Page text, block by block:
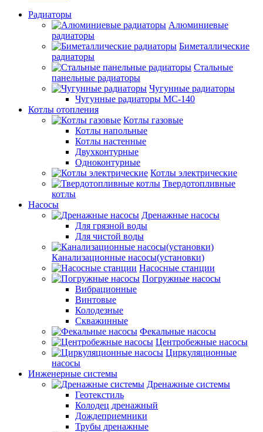
Радиаторы
Алюминиевые
радиаторы
Биметаллические
радиаторы
Стальные
панельные радиаторы
Чугунные радиаторы
Чугунные радиаторы МС-140
Котлы отопления
Котлы газовые
Котлы напольные
Котлы настенные
Двухконтурные
Одноконтурные
Котлы электрические
Твердотопливные
котлы
Насосы
Дренажные насосы
Для грязной воды
Для чистой воды
Канализационные насосы(установки)
Насосные станции
Погружные насосы
Вибрационные
Винтовые
Колодезные
Скважинные
Фекальные насосы
Центробежные насосы
Циркуляционные
насосы
Инженерные системы
Дренажные системы
Геотекстиль
Колодец дренажный
Дождеприемники
Трубы дренажные